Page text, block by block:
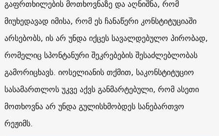
გაფრთხილების მოთხოვნაზე და აღნიშნა, რომ
მიუხედავად იმისა, რომ ეს ჩანაწერი კონსტიტუციაში
არსებობს, ის არ უნდა იქცეს სავალდებულო პირობად,
რომელიც სპონტანური შეკრებების შესაძლებლობას
გამორიცხავს. იოსელიანის თქმით, საკონსტიტუციო
სასამართლოს უკვე აქვს განმარტებული, რომ ასეთი
მოთხოვნა არ უნდა გულისხმობდეს სანებართვო
რეჟიმს.